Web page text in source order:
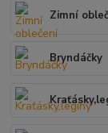
Zimní
Bryndáčky